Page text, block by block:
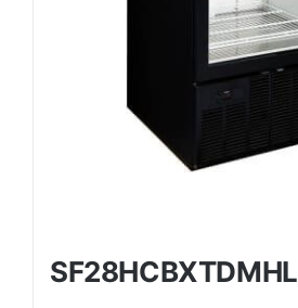
SF28HCBXTDMHL